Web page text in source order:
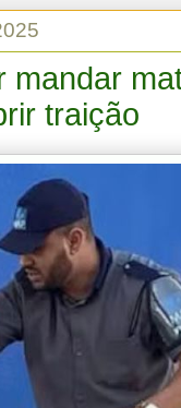
mandar
traição